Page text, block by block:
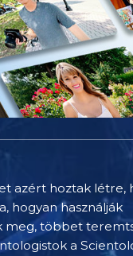
azért hoztak létre,
hogyan használják
meg, többet
a